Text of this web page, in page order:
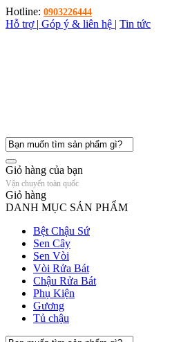
Hotline: 0903226444
Hỗ trợ | Góp ý & liên hệ | Tin tức
Giỏ hàng của bạn
Vận chuyển toàn quốc
Giỏ hàng
DANH MỤC SẢN PHẨM
Bệt Chậu Sứ
Sen Cây
Sen Vòi
Vòi Rửa Bát
Chậu Rửa Bát
Phụ Kiện
Gương
Tủ chậu